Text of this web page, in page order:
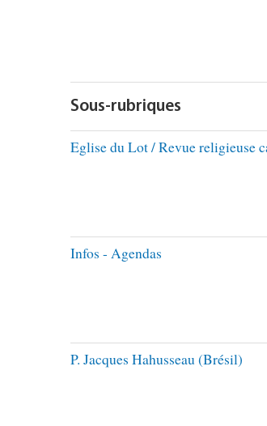
Sous-rubriques
Eglise du Lot / Revue religieuse
Infos - Agendas
P. Jacques Hahusseau (Brésil)